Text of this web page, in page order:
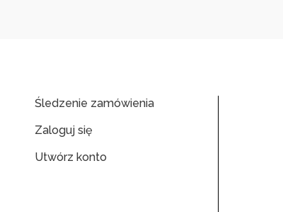
Śledzenie zamówienia
Zaloguj się
Utwórz konto